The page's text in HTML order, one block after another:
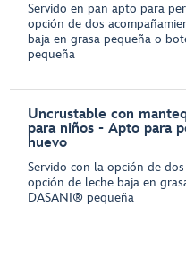
Servido en pan apto para
opción de dos
baja en grasa pequeña o
pequeña
Uncrustable con
para niños - Apto para
huevo
Servido con la opción de
opción de leche baja en
DASANI® pequeña